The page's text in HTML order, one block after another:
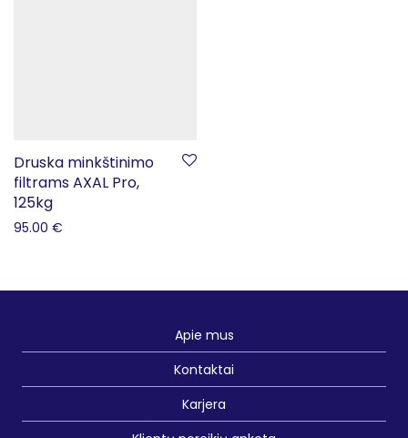
Druska minkštinimo
filtrams AXAL Pro,
125kg
95.00 €
Apie mus
Kontaktai
Karjera